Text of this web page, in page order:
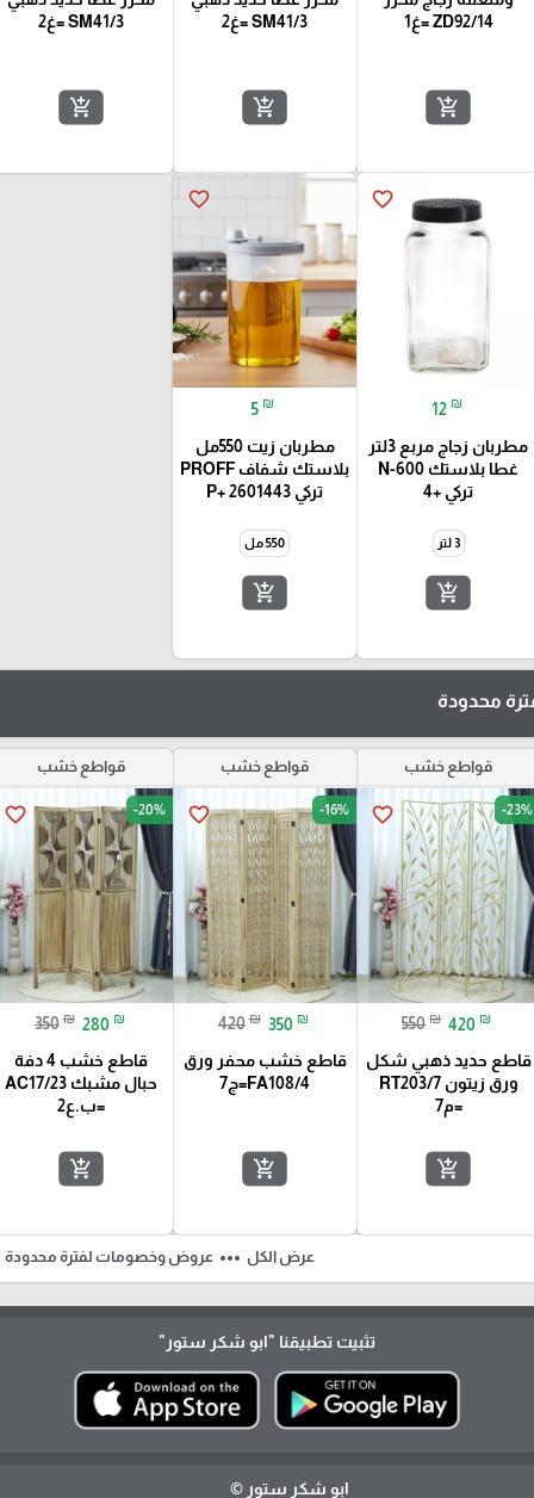
ZD92/14 =غ1
add_shopping_cart
SM41/3 =غ2
add_shopping_cart
SM41/3 =غ2
add_shopping_cart
favorite_border
12 ₪
مطربان زجاج مربع 3لتر
غطا بلاستك N-600
تركي +4
3 لتر
add_shopping_cart
favorite_border
5 ₪
مطربان زيت 550مل
بلاستك شفاف PROFF
تركي 2601443 +P
550 مل
add_shopping_cart
محدودة
قواطع خشب
favorite_border -23%
550 ₪ 420 ₪
قاطع حديد ذهبي شكل
ورق زيتون RT203/7
=م7
add_shopping_cart
قواطع خشب
favorite_border -16%
420 ₪ 350 ₪
قاطع خشب محفر ورق
FA108/4=ج7
add_shopping_cart
قواطع خشب
favorite_border -20%
350 ₪ 280 ₪
قاطع خشب 4 دفة
حبال مشبك AC17/23
=ب.ع2
add_shopping_cart
عرض الكل more_horiz عروض وخصومات لفترة محدودة
تثبيت تطبيقنا "ابو شكر ستور"
ابو شكر ستور ©